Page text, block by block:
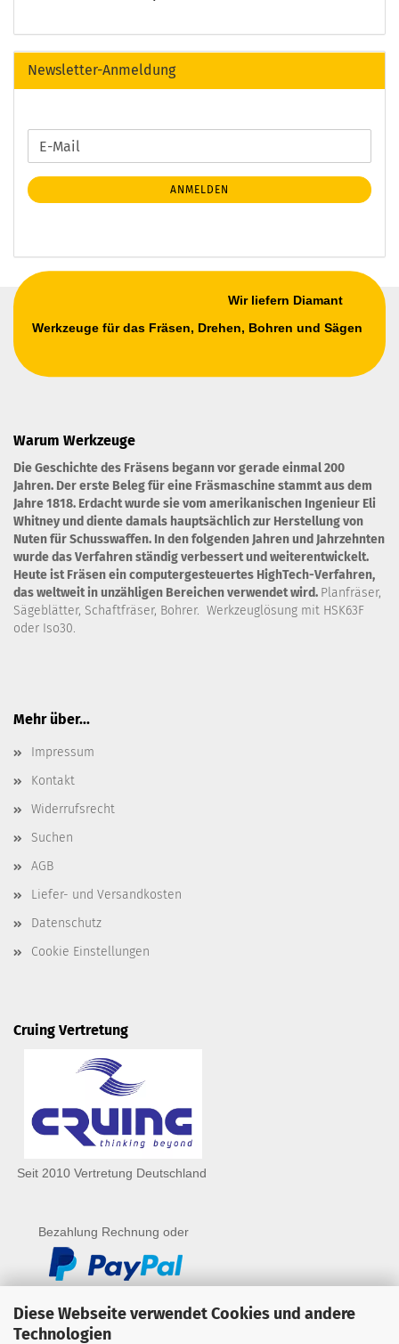
Diese Webseite verwendet Cookies und andere
Technologien
Newsletter-Anmeldung
WEITER
ZUR
NEWSLETTER-
ANMELDUNG
E-
Mail
ANMELDEN
Wir liefern Diamant
Werkzeuge für das Fräsen, Drehen, Bohren und Sägen
Warum Werkzeuge
Die Geschichte des Fräsens begann vor gerade einmal 200
Jahren. Der erste Beleg für eine Fräsmaschine stammt aus dem
Jahre 1818. Erdacht wurde sie vom amerikanischen Ingenieur Eli
Whitney und diente damals hauptsächlich zur Herstellung von
Nuten für Schusswaffen. In den folgenden Jahren und Jahrzehnten
wurde das Verfahren ständig verbessert und weiterentwickelt.
Heute ist Fräsen ein computergesteuertes HighTech-Verfahren,
das weltweit in unzähligen Bereichen verwendet wird. Planfräser,
Sägeblätter, Schaftfräser, Bohrer. Werkzeuglösung mit HSK63F
oder Iso30.
Mehr über...
Impressum
Kontakt
Widerrufsrecht
Suchen
AGB
Liefer- und Versandkosten
Datenschutz
Cookie Einstellungen
Cruing Vertretung
Seit 2010 Vertretung Deutschland
Bezahlung Rechnung oder